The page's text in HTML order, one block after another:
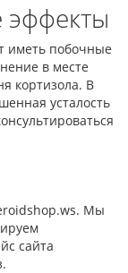
иметь побочные
в месте
кортизола. В
усталость
Мы
сайта